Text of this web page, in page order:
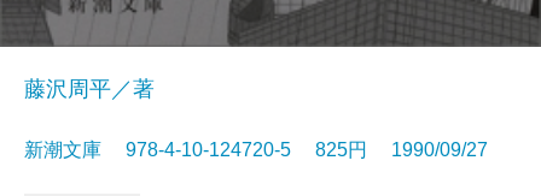
藤沢周平／著
新潮文庫 978-4-10-124720-5 825円 1990/09/27